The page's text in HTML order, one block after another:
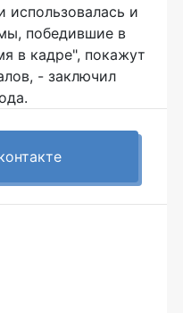
использовалась и
победившие в
в кадре", покажут
- заключил